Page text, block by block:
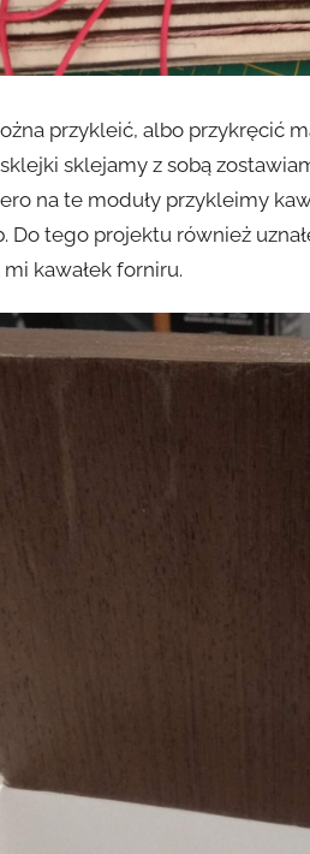
przykleić, albo przykręcić
sklejamy z sobą
na te moduły przykleimy
tego projektu również
kawałek forniru.